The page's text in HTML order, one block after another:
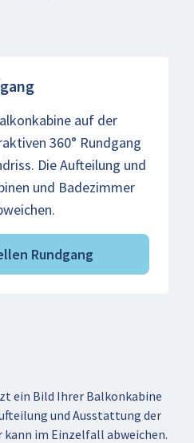
auf der
360° Rundgang
Die Aufteilung und
und Badezimmer
Rundgang
ein Bild Ihrer Balkonkabine
und Ausstattung der
kann im Einzelfall abweichen.